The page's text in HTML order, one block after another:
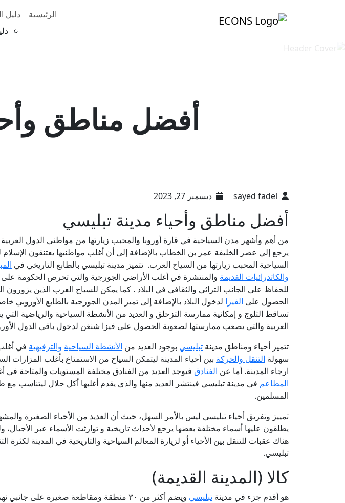
الرئيسية
دليل
أفضل مناطق
ديسمبر 27, 2023
أفضل مناطق وأحياء مدينة تبليسي
من أهم وأشهر مدن السياحية في قارة أوروبا والمحبب زيارتها من مواطني الدول
يرجع إلي عصر الخليفة عمر بن الخطاب بالإضافة إلى أن أغلب مواطنيها يعتنقون
السياحية المحبب زيارتها من السياح العرب. تتميز مدينة تبليسي بالطابع التاريخي في
والكاتدرائيات القديمة والمنتشرة في أغلب الأراضي الجورجية والتي تحرص الحكومة على
للحفاظ على الجانب التراثي والثقافي في البلاد . كما يمكن للسياح العرب الذين يزورون
الحصول على الفيزا لدخول البلاد بالإضافة إلى تميز المدن الجورجية بالطابع
تساقط الثلوج و إمكانية ممارسة التزحلق و العديد من الأنشطة السياحية والرياضية التي
العربية والتي يصعب ممارستها لصعوبة الحصول على فيزا شنغن لدخول باقي الدول
تتميز أحياء ومناطق مدينة تبليسي بوجود العديد من الأنشطة السياحية والترفيهية في أغلب
سهولة التنقل والحركة بين أحياء المدينة ليتمكن السياح من الاستمتاع بأغلب المزارات
ارجاء المدينة. أما عن الفنادق فيوجد العديد من الفنادق مختلفة المستويات والمتاحة في
المطاعم في مدينة تبليسي فينتشر العديد منها والذي يقدم أغلبها أكل حلال ليتناسب
المسلمين.
تمييز وتفريق أحياء تبليسي ليس بالأمر السهل، حيث أن العديد من الأحياء الصغيرة
يطلقون عليها أسماء مختلفة بعضها يرجع لأحداث تاريخية و توارثت الأسماء عبر
هناك عقبات للتنقل بين الأحياء أو لزيارة المعالم السياحية والتاريخية في المدينة
تبليسي.
كالا (المدينة القديمة)
هو أقدم جزء في مدينة تبليسي
ويضم أكثر من ٣٠ منطقة ومقاطعة صغيرة على